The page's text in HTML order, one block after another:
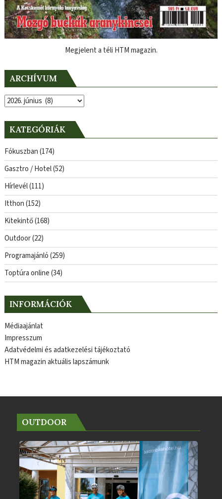
Megjelent a téli HTM magazin.
ARCHÍVUM
Archívum
KATEGÓRIÁK
Fókuszban(174)
Gasztro / Hotel(52)
Hírlevél(111)
Itthon(152)
Kitekintő(168)
Outdoor(22)
Programajánló(259)
Toptúra online(34)
INFORMÁCIÓK
Médiaajánlat
Impresszum
Adatvédelmi és adatkezelési tájékoztató
HTM magazin aktuális lapszámunk
OUTDOOR